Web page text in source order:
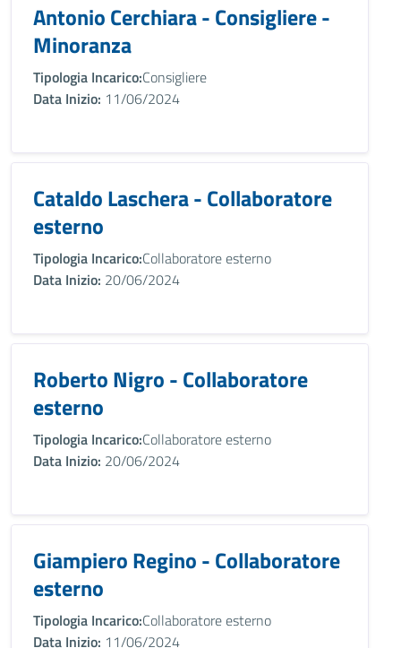
Antonio Cerchiara - Consigliere -
Minoranza
Tipologia Incarico:Consigliere
Data Inizio: 11/06/2024
Cataldo Laschera - Collaboratore
esterno
Tipologia Incarico:Collaboratore esterno
Data Inizio: 20/06/2024
Roberto Nigro - Collaboratore
esterno
Tipologia Incarico:Collaboratore esterno
Data Inizio: 20/06/2024
Giampiero Regino - Collaboratore
esterno
Tipologia Incarico:Collaboratore esterno
Data Inizio: 11/06/2024